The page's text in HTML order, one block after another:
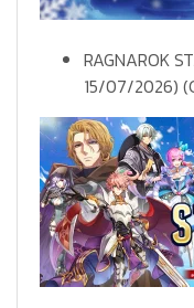
RAGNAROK
15/07/2026)